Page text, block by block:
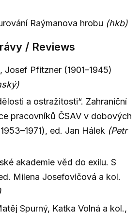
Raýmanova hrobu (hkb)
/ Reviews
Josef Pfitzner (1901–1945)
a ostražitosti“. Zahraniční
pracovníků ČSAV v dobových
ed. Jan Hálek (Petr
akademie věd do exilu. S
Milena Josefovičová a kol.
Spurný, Katka Volná a kol.,